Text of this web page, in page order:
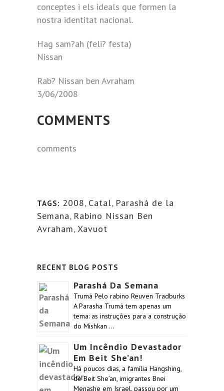
conceptes i els ideals que formen la
nostra identitat nacional.
Hag sam?ah (feli? festa)
Nissan
Rab? Nissan ben Avraham
3/06/2008
COMMENTS
comments
TAGS: 2008, Catal, Parashá de la
Semana, Rabino Nissan Ben
Avraham,Xavuot
RECENT BLOG POSTS
Parashá Da Semana
Trumá Pelo rabino Reuven Tradburks
A Parasha Trumá tem apenas um
tema: as instruções para a construção
do Mishkan …
Um Incêndio Devastador
Em Beit She’an!
Há poucos dias, a família Hangshing,
de Beit She’an, imigrantes Bnei
Menashe em Israel, passou por um